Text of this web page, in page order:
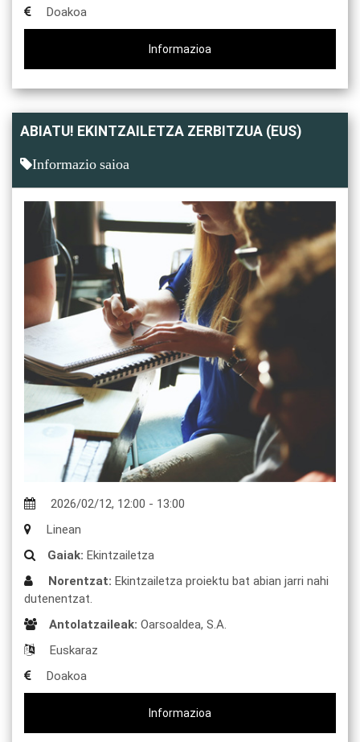
Doakoa
Informazioa
ABIATU! EKINTZAILETZA ZERBITZUA (EUS)
Informazio saioa
2026/02/12, 12:00 - 13:00
Linean
Gaiak: Ekintzailetza
Norentzat: Ekintzailetza proiektu bat abian jarri nahi
dutenentzat.
Antolatzaileak: Oarsoaldea, S.A.
Euskaraz
Doakoa
Informazioa